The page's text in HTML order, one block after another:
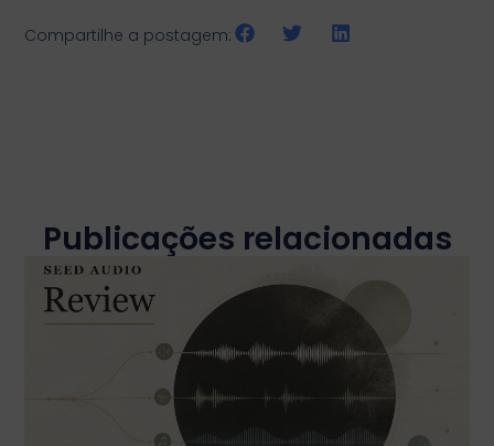
Compartilhe a postagem:
Publicações relacionadas